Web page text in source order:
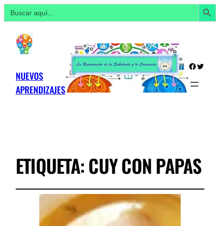
Buscar: Botón de
NUEVOS
APRENDIZAJES
Twitter
ETIQUETA:CUY CON PAPAS